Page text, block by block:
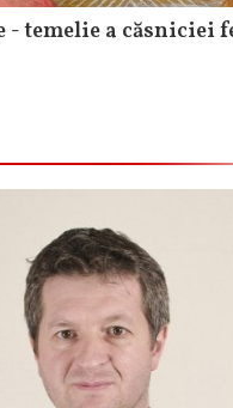
- temelie a căsniciei